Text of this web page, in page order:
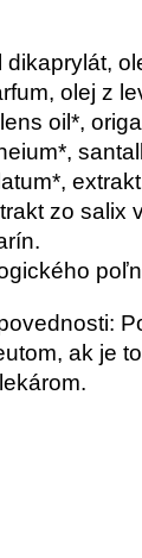
olej z
oil*,
zo salix
ak je